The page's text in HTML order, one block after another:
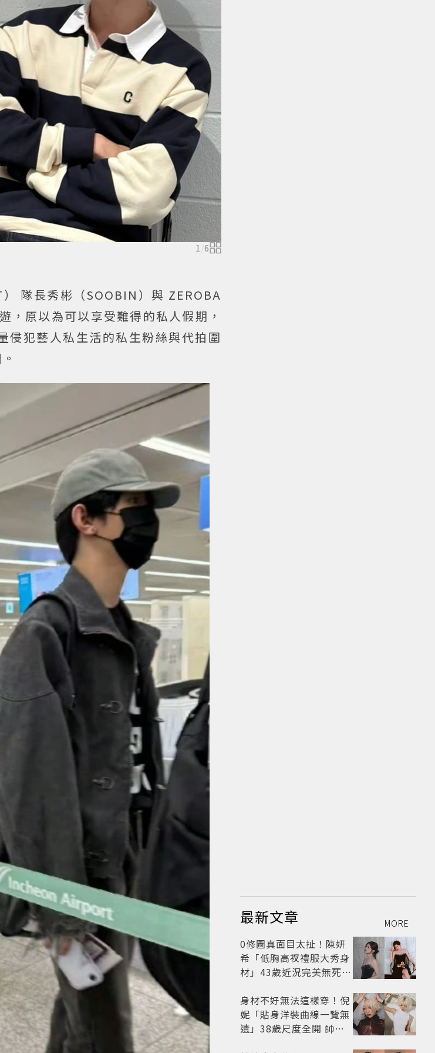
1 /6
隊長秀彬（SOOBIN）與 ZEROBA
，原以為可以享受難得的私人假期，
侵犯藝人私生活的私生粉絲與代拍圍
最新文章 MORE
0修圖真面目太扯！陳妍
希「低胸高衩禮服大秀身
材」43歲近況完美無死角
身材不好無法這樣穿！倪
妮「貼身洋裝曲線一覽無
遺」38歲尺度全開 帥氣